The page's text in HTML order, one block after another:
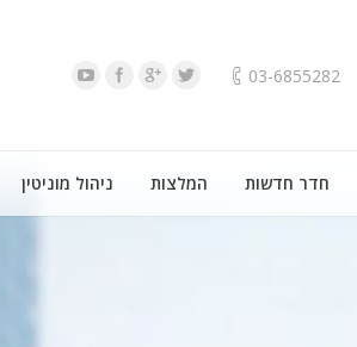
03-6855282
חדר חדשות המלצות ניהול מוניטין